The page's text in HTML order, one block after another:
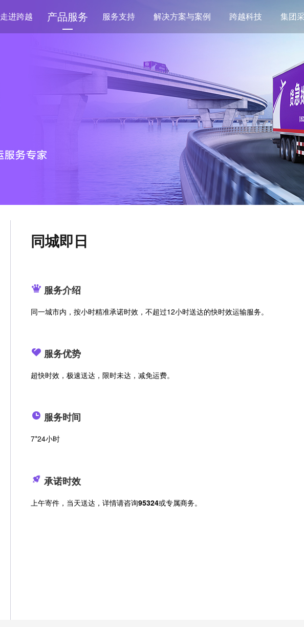
走进跨越 产品服务 服务支持 解决方案与案例 跨越科技 集团
同城即日
服务介绍
同一城市内，按小时精准承诺时效，不超过12小时送达的快时效运输服务。
服务优势
超快时效，极速送达，限时未达，减免运费。
服务时间
7*24小时
承诺时效
上午寄件，当天送达，详情请咨询95324或专属商务。